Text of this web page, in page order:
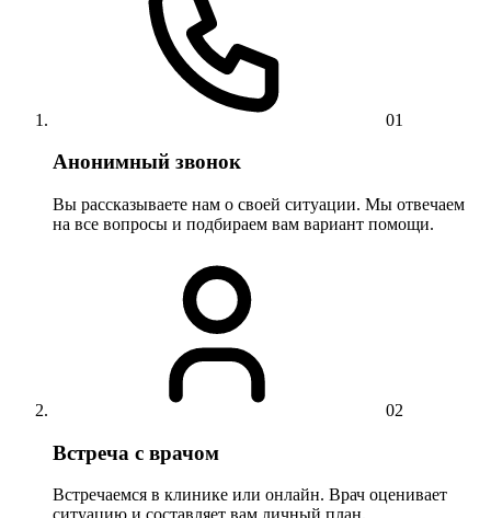
01
Анонимный звонок
Вы рассказываете нам о своей ситуации. Мы отвечаем
на все вопросы и подбираем вам вариант помощи.
02
Встреча с врачом
Встречаемся в клинике или онлайн. Врач оценивает